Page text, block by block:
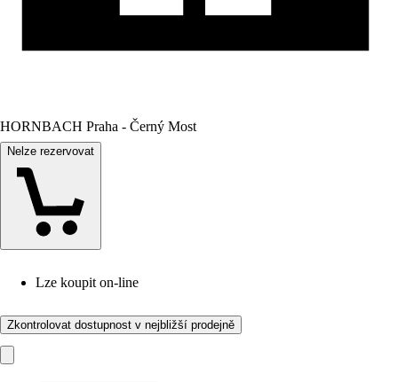
HORNBACH Praha - Černý Most
Nelze rezervovat
Lze koupit on-line
Zkontrolovat dostupnost v nejbližší prodejně